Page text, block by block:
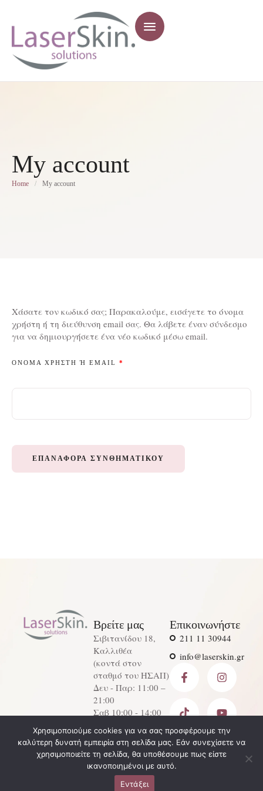
My account
Home / My account
Χάσατε τον κωδικό σας; Παρακαλούμε, εισάγετε το όνομα
χρήστη ή τη διεύθυνση email σας. Θα λάβετε έναν σύνδεσμο
για να δημιουργήσετε ένα νέο κωδικό μέσω email.
ΌΝΟΜΑ ΧΡΉΣΤΗ Ή EMAIL *
ΕΠΑΝΑΦΟΡΆ ΣΥΝΘΗΜΑΤΙΚΟΎ
Βρείτε μας
Σιβιτανίδου 18,
Καλλιθέα
(κοντά στον
σταθμό του ΗΣΑΠ)
Δευ - Παρ: 11:00 –
21:00
Σαβ 10:00 - 14:00
Επικοινωνήστε
211 11 30944
info@laserskin.gr
Laserskin Solutions
Προσφορές
Πολιτική Απορρήτου
Design -
Developmen
t, SEO
-Digital
Avenu
e
© 2026 - All
Rights
Reserved
Χρησιμοποιούμε cookies για να σας προσφέρουμε την
καλύτερη δυνατή εμπειρία στη σελίδα μας. Εάν συνεχίσετε να
χρησιμοποιείτε τη σελίδα, θα υποθέσουμε πως είστε
ικανοποιημένοι με αυτό.
Εντάξει